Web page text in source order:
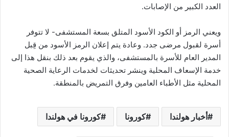
العدد الكبير من الإصابات.
ويعني الرمز أو الكود الأسود المتلق بسعة المستشفى- لا تتوفر
أسرة لقبول مرضى جدد. وعادة يتم إعلان الرمز الأسود من قِبل
المدير العام للأسرة بالمستشفى، والذي يقوم بعد ذلك بنقل هذا إلى
خدمة الإسعاف المحلية وينشر تحديثات لخدمات الرعاية الصحية
المحلية مثل الأطباء العامين وفرق التمريض بالمنطقة.
أخبار هولندا كورونا كورونا في هولندا